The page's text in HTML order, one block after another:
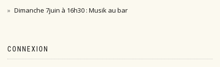
Dimanche 7juin à 16h30 : Musik au bar
CONNEXION